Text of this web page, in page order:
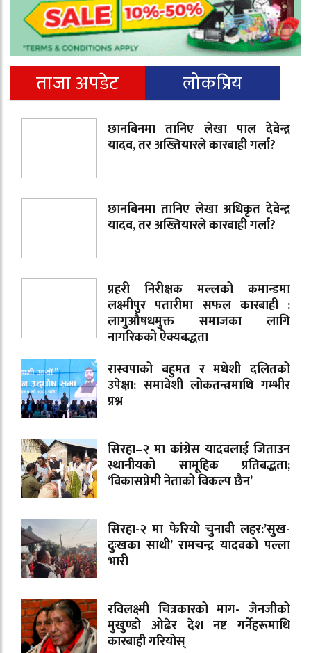
ताजा अपडेट लोकप्रिय
छानबिनमा तानिए लेखा पाल देवेन्द्र
यादव, तर अख्तियारले कारबाही गर्ला?
छानबिनमा तानिए लेखा अधिकृत देवेन्द्र
यादव, तर अख्तियारले कारबाही गर्ला?
प्रहरी निरीक्षक मल्लको कमान्डमा
लक्ष्मीपुर पतारीमा सफल कारबाही :
लागुऔषधमुक्त समाजका लागि
नागरिकको ऐक्यबद्धता
रास्वपाको बहुमत र मधेशी दलितको
उपेक्षा: समावेशी लोकतन्त्रमाथि गम्भीर
प्रश्न
सिरहा–२ मा कांग्रेस यादवलाई जिताउन
स्थानीयको सामूहिक प्रतिबद्धता;
‘विकासप्रेमी नेताको विकल्प छैन’
सिरहा-२ मा फेरियो चुनावी लहर:’सुख-
दुःखका साथी’ रामचन्द्र यादवको पल्ला
भारी
रविलक्ष्मी चित्रकारको माग- जेनजीको
मुखुण्डो ओढेर देश नष्ट गर्नेहरूमाथि
कारबाही गरियोस्